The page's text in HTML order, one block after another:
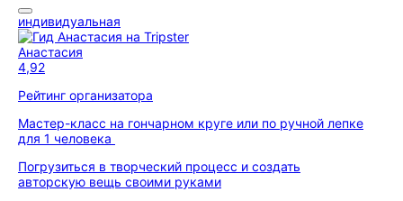
индивидуальная
Анастасия
4,92
Рейтинг организатора
Мастер-класс на гончарном круге или по ручной лепке
для 1 человека
Погрузиться в творческий процесс и создать
авторскую вещь своими руками